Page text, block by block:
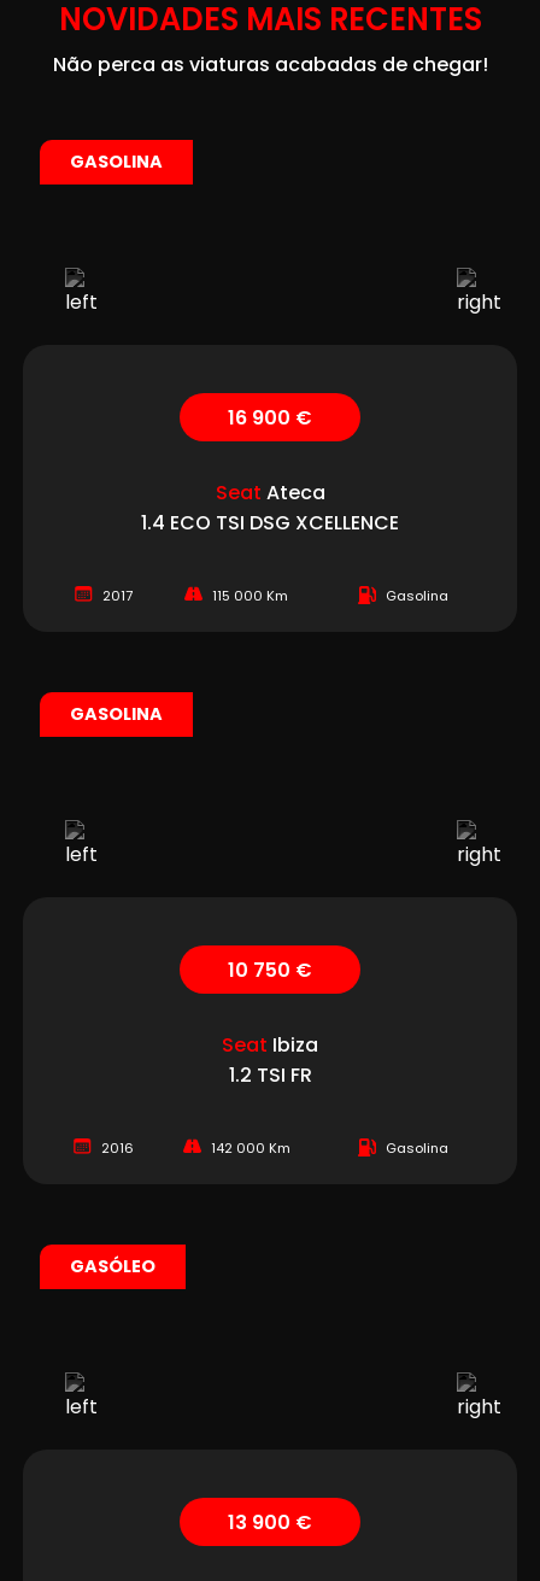
NOVIDADES MAIS RECENTES
Não perca as viaturas acabadas de chegar!
16 900 €
Seat Ateca
1.4 ECO TSI DSG XCELLENCE
2017 115 000 Km Gasolina
GASOLINA
10 750 €
Seat Ibiza
1.2 TSI FR
2016 142 000 Km Gasolina
GASOLINA
13 900 €
GASÓLEO